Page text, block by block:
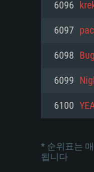
해상도:
네트워크
여유 저
(Mac),
의 AMD/
네트워크
여유 저
와 동급
지원하
6096
6097
6098
6099
6100
* 순위표는
됩니다